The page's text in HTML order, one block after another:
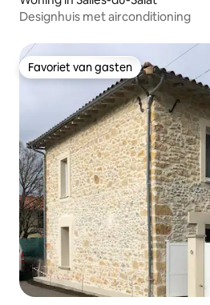
Designhuis met airconditioning
Favoriet van gasten
Favoriet van gasten